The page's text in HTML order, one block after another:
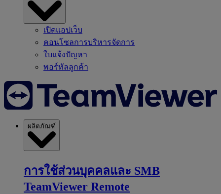
เปิดแอปเว็บ
คอนโซลการบริหารจัดการ
ใบแจ้งปัญหา
พอร์ทัลลูกค้า
ผลิตภัณฑ์
การใช้ส่วนบุคคลและ SMB
TeamViewer Remote